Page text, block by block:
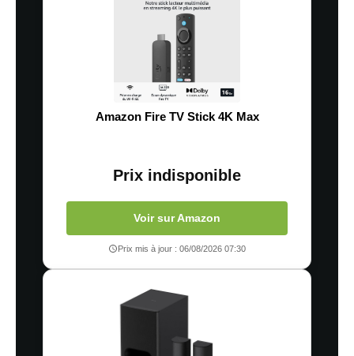
Amazon Fire TV Stick 4K Max
Prix indisponible
Voir sur Amazon
Prix mis à jour : 06/08/2026 07:30